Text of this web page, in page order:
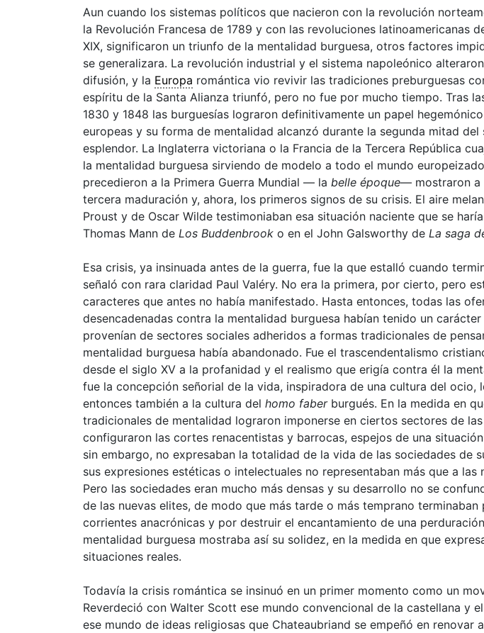
Aun cuando los sistemas políticos que nacieron con la revolución
la Revolución Francesa de 1789 y con las revoluciones latinoamericanas
XIX, significaron un triunfo de la mentalidad burguesa, otros factores
se generalizara. La revolución industrial y el sistema napoleónico
difusión, y la Europa romántica vio revivir las tradiciones preburguesas
espíritu de la Santa Alianza triunfó, pero no fue por mucho tiempo. Tras
1830 y 1848 las burguesías lograron definitivamente un papel
europeas y su forma de mentalidad alcanzó durante la segunda mitad del
esplendor. La Inglaterra victoriana o la Francia de la Tercera República
la mentalidad burguesa sirviendo de modelo a todo el mundo
precedieron a la Primera Guerra Mundial — la belle époque— mostraron a
tercera maduración y, ahora, los primeros signos de su crisis. El aire
Proust y de Oscar Wilde testimoniaban esa situación naciente que se
Thomas Mann de Los Buddenbrook o en el John Galsworthy de La saga
Esa crisis, ya insinuada antes de la guerra, fue la que estalló cuando
señaló con rara claridad Paul Valéry. No era la primera, por cierto, pero
caracteres que antes no había manifestado. Hasta entonces, todas las
desencadenadas contra la mentalidad burguesa habían tenido un
provenían de sectores sociales adheridos a formas tradicionales de
mentalidad burguesa había abandonado. Fue el trascendentalismo
desde el siglo XV a la profanidad y el realismo que erigía contra él la
fue la concepción señorial de la vida, inspiradora de una cultura del ocio,
entonces también a la cultura del homo faberburgués. En la medida en
tradicionales de mentalidad lograron imponerse en ciertos sectores de las
configuraron las cortes renacentistas y barrocas, espejos de una situación
sin embargo, no expresaban la totalidad de la vida de las sociedades de
sus expresiones estéticas o intelectuales no representaban más que a las
Pero las sociedades eran mucho más densas y su desarrollo no se
de las nuevas elites, de modo que más tarde o más temprano terminaban
corrientes anacrónicas y por destruir el encantamiento de una
mentalidad burguesa mostraba así su solidez, en la medida en que
situaciones reales.
Todavía la crisis romántica se insinuó en un primer momento como un
Reverdeció con Walter Scott ese mundo convencional de la castellana y
ese mundo de ideas religiosas que Chateaubriand se empeñó en renovar